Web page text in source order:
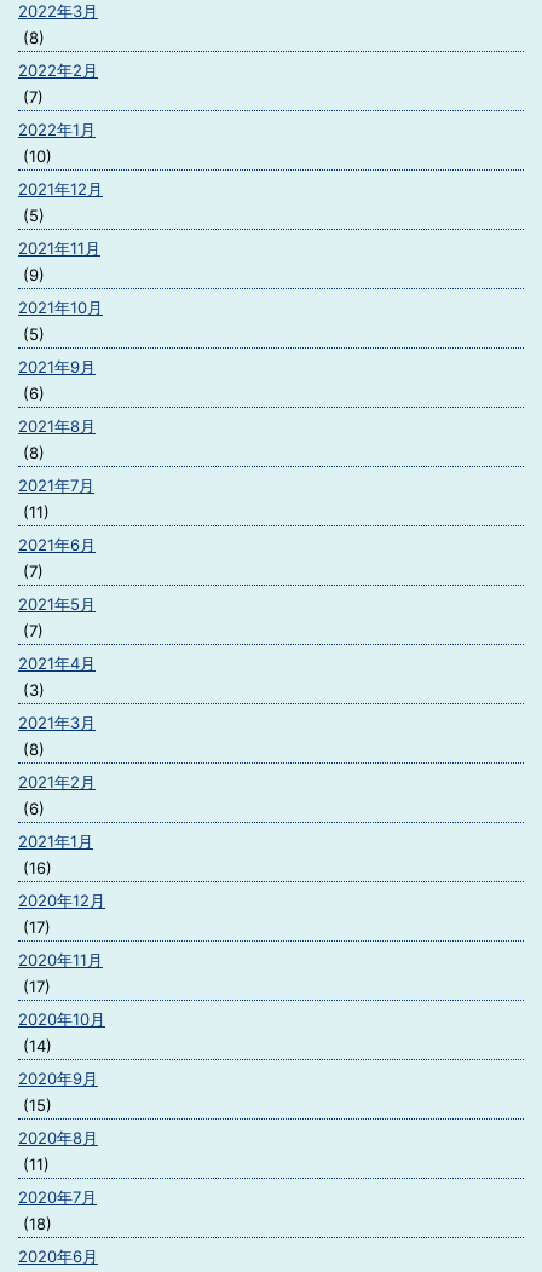
2022年3月
(8)
2022年2月
(7)
2022年1月
(10)
2021年12月
(5)
2021年11月
(9)
2021年10月
(5)
2021年9月
(6)
2021年8月
(8)
2021年7月
(11)
2021年6月
(7)
2021年5月
(7)
2021年4月
(3)
2021年3月
(8)
2021年2月
(6)
2021年1月
(16)
2020年12月
(17)
2020年11月
(17)
2020年10月
(14)
2020年9月
(15)
2020年8月
(11)
2020年7月
(18)
2020年6月